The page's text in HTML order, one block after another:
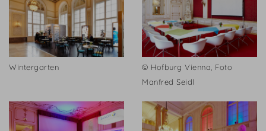
Wintergarten
© Hofburg Vienna, Foto
Manfred Seidl